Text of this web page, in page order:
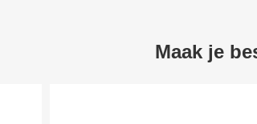
Maak je